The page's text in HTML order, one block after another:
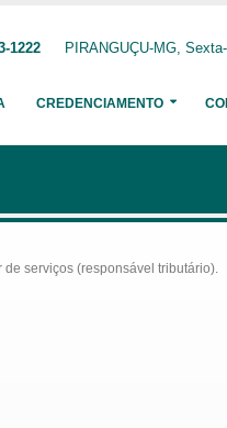
1222 PIRANGUÇU-MG,
CREDENCIAMENTO
serviços (responsável tributário).